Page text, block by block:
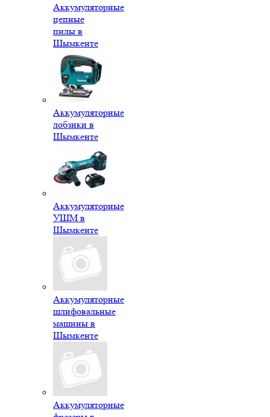
Аккумуляторные
цепные
пилы в
Шымкенте
Аккумуляторные
лобзики в
Шымкенте
Аккумуляторные
УШМ в
Шымкенте
Аккумуляторные
шлифовальные
машины в
Шымкенте
Аккумуляторные